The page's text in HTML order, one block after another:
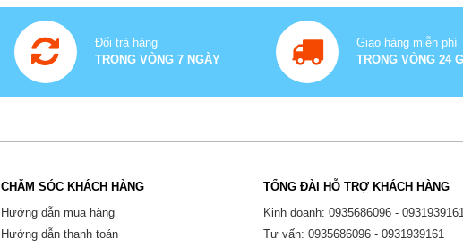
Đổi trả hàng
TRONG VÒNG 7 NGÀY
Giao hàng miễn phí
TRONG VÒNG 24
CHĂM SÓC KHÁCH HÀNG
Hướng dẫn mua hàng
Hướng dẫn thanh toán
TỔNG ĐÀI HỖ TRỢ KHÁCH HÀNG
Kinh doanh: 0935686096 - 0931939161
Tư vấn: 0935686096 - 0931939161